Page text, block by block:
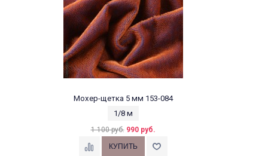
Мохер-щетка 5 мм 153-084
1/8 м
1 100 руб. 990 руб.